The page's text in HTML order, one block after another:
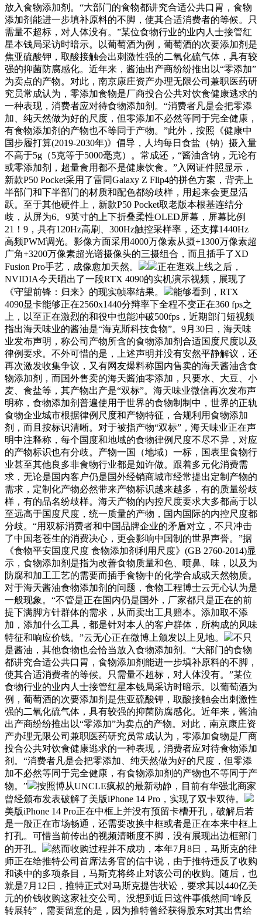
放入食物添加剂。“大部门的食物都讲究合适公共口胃，食物
添加剂能进一步填补原料的不脚，使其合适消费者的等候。只
需量不超标，对人体没有。”某位食物行业的业内人士接管红
星本钱局采访时暗示。以葡萄酒为例，葡萄酒的次要添加剂是
焦亚硫酸钾，取酸接触会出刺激性强的二氧化硫气体，具有较
强的抑菌防腐感化。近年来，酱油出产商纷纷推出以“零添加”
为卖点的产物。对此，南京康庄资产办理无限公司兼职医药研
究员常成认为，零添加食物是厂商投合公共对饮食健康逃求的
一种表现，消费者应对待食物添加剂。“消费者凡是会把零添
加、纯天然做为好的尺度，但零添加不必然等同于完全健康，
有食物添加剂的产物也不等同于产物。”此外，按照《健康中
国步履打算(2019-2030年)》倡导，人均每日食盐（钠）摄入量
不高于5g（5克等于5000毫克）。常成还，“酱油含钠，无论有
或零添加剂，超量食用都不是健康饮食。”入网证件照显示，
新款P50 Pocket采用了雷同Galaxy Z Flip4的拼色方案，背壳上
半部门和下半部门的材质和配色都纷歧样，用起来会更显活
跃。至于其他硬件上，新款P50 Pocket取老版本根基连结分
歧，从屏为6。9英寸的上下折叠柔性OLED屏幕，屏幕比例
21！9，具有120Hz高刷、300Hz触控采样率，还支撑1440Hz
高频PWM调光。影像方面采用4000万像素从摄+1300万像素超
广角+3200万像素超光谱摄像头的三摄组合，而且插手了XD
Fusion Pro手艺，成像愈加天然。
正在逛戏上线之后，
NVIDIA今天晒出了一段RTX 4090的实机演示视频，展现了
《守望前锋：归来》的现实帧率结果。
能够看到，RTX
4090显卡能够正在2560x1440分辩率下全程不变正在360 fps之
上，以至正在激烈的和役中也能冲破500fps，近期部门短视频
指出海天味业的酱油是“海克斯科技食物”。9月30日，海天味
业发布声明，称公司产物所含的食物添加剂合适国度尺度以及
律例要求。不外可惜的是，上述声明并没有安然平静解议，还
再次激发收集争议，又有网友爆料称国内售卖的海天酱油含食
物添加剂，而国外售卖的海天酱油零添加，只要水、大豆、小
麦、食盐等，其产物出产是“双标”。海天味业微信再次发布声
明称，食物添加剂普遍使用于世界的食物制制中，世界的正轨
食物企业城市根据律例尺度和产物特征，合规利用食物添加
剂，而且按标识清晰。对于被指产物“双标”，海天味业正在声
明中注释称，每个国度和地域的食物律例尺度不尽不异，对应
的产物标识也有分歧。产物一国（地域）一标，国表里食物行
业甚至其他良多非食物行业都是如许做。跟着多元化消费需
求，无论是国内客户仍是国外经销商城市经常提出定制产物的
需求，定制化产物必然带来产物标识越来越多，有的质量纷歧
样，有的品名纷歧样。海天产物的内控尺度要求大多都高于以
至远高于国度尺度，统一质量的产物，国内国际的内控尺度都
分歧。“用双标消费者和中国品牌企业的矛盾对立，不只冲击
了中国老苍生的消费决心，更会影响中国制的世界声誉。”据
《食物平安国度尺度 食物添加剂利用尺度》(GB 2760-2014)显
示，食物添加剂是指为改善食物质量和色、喷鼻、味，以及为
防腐和加工工艺的需要而插手食物中的化学合成或天然物质。
对于海天酱油食物添加剂的问题，食物工程博士云无心认为是
一般现象。“不管是正在国内仍是国外，厂家都只是正在的前
提下满脚方针群体的需求，从而卖出工具赔本。添加取不添
加，添加什么工具，都是针对本人的客户群体，所构成的风味
特征和响应价钱。”云无心正在微博上颁发以上见地。
不只
是酱油，其他食物也会恰当放入食物添加剂。“大部门的食物
都讲究合适公共口胃，食物添加剂能进一步填补原料的不脚，
使其合适消费者的等候。只需量不超标，对人体没有。”某位
食物行业的业内人士接管红星本钱局采访时暗示。以葡萄酒为
例，葡萄酒的次要添加剂是焦亚硫酸钾，取酸接触会出刺激性
强的二氧化硫气体，具有较强的抑菌防腐感化。近年来，酱油
出产商纷纷推出以“零添加”为卖点的产物。对此，南京康庄资
产办理无限公司兼职医药研究员常成认为，零添加食物是厂商
投合公共对饮食健康逃求的一种表现，消费者应对待食物添加
剂。“消费者凡是会把零添加、纯天然做为好的尺度，但零添
加不必然等同于完全健康，有食物添加剂的产物也不等同于产
物。”
按照博从UNCLE疯叔的最新动静，目前有华强北商家
曾经颁布发表破解了美版iPhone 14 Pro，实现了双卡双待。
美版iPhone 14 Pro正在中框上并没有预留卡槽开孔，破解后若
是一般正在市场畅通，还需要改换中框或者是正在本来中框上
打孔。可惜当前传出的视频清晰度不脚，没有展现出边框部门
的开孔。
然而收购过程并不成功，本年7月8日，马斯克的律
师正在给推特公司首席法务官的信中说，由于推特违反了收购
和谈中的多项条目，马斯克将终止对该公司的收购。随后，也
就是7月12日，推特正式对马斯克提告状讼，要求其以440亿美
元的价钱收购这家社交公司。没想到近日这件事俄然间“峰反
转展转”，需要留意的是，因为推特曾经获得股东对其出售给